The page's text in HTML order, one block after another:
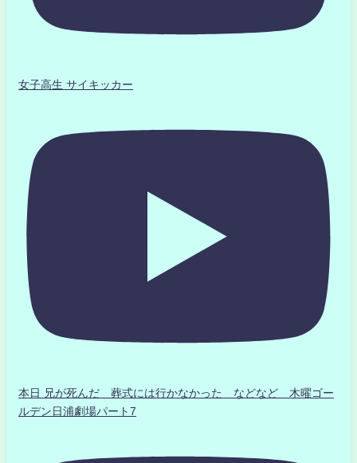
女子高生 サイキッカー
本日 兄が死んだ 葬式には行かなかった などなど 木曜ゴー
ルデン日浦劇場パート7